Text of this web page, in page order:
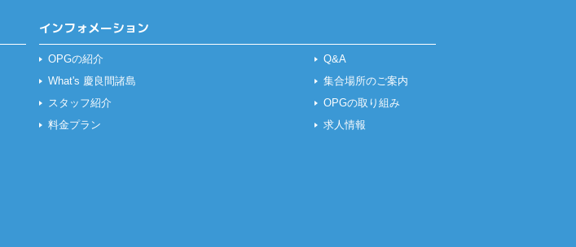
インフォメーション
OPGの紹介
What's 慶良間諸島
スタッフ紹介
料金プラン
Q&A
集合場所のご案内
OPGの取り組み
求人情報